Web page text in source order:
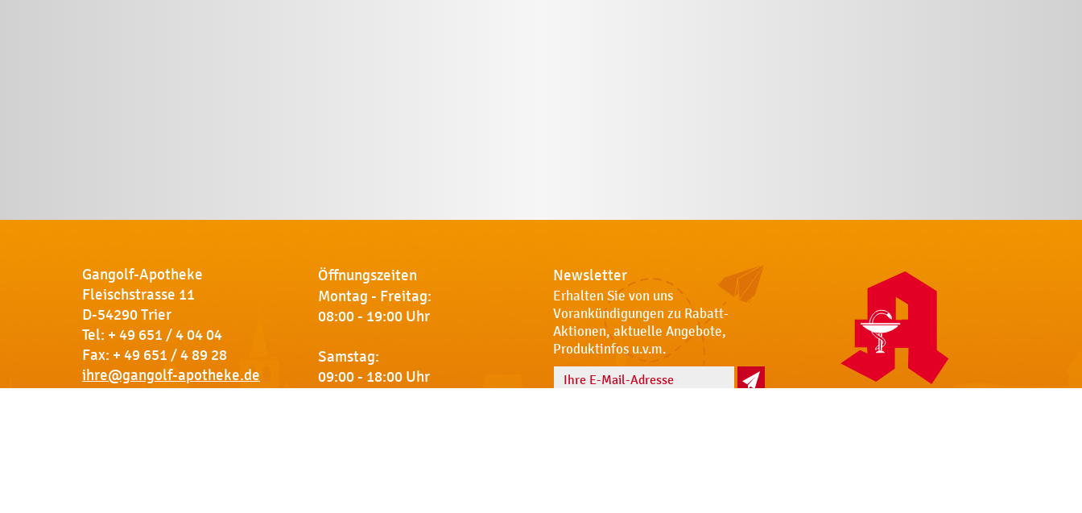
Gangolf-Apotheke
Fleischstrasse 11
D-54290 Trier
Tel: + 49 651 / 4 04 04
Fax: + 49 651 / 4 89 28
ihre@gangolf-apotheke.de
Öffnungszeiten
Montag - Freitag:
08:00 - 19:00 Uhr
Samstag:
09:00 - 18:00 Uhr
Newsletter
Erhalten Sie von uns
Vorankündigungen zu Rabatt-
Aktionen, aktuelle Angebote,
Produktinfos u.v.m.
Name